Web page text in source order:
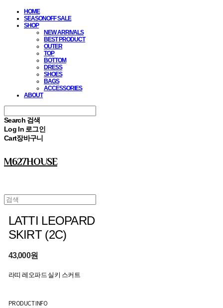
HOME
SEASONOFF SALE
SHOP
NEW ARRIVALS
BEST PRODUCT
OUTER
TOP
BOTTOM
DRESS
SHOES
BAGS
ACCESSORIES
ABOUT
Search 검색
Log In 로그인
Cart장바구니
M627HOUSE
LATTI LEOPARD
SKIRT (2C)
43,000원
라띠 레오파드 실키 스커트
PRODUCT INFO